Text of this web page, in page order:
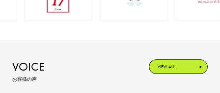
VOICE
お客様の声
VIEW ALL